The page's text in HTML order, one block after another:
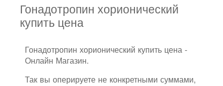
Гонадотропин хорионический
купить цена
Гонадотропин хорионический купить цена -
Онлайн Магазин.
Так вы оперируете не конкретными суммами,